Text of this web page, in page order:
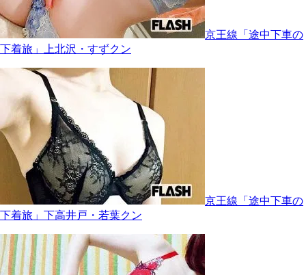
京王線「途中下車の
下着旅」上北沢・すずクン
京王線「途中下車の
下着旅」下高井戸・若葉クン